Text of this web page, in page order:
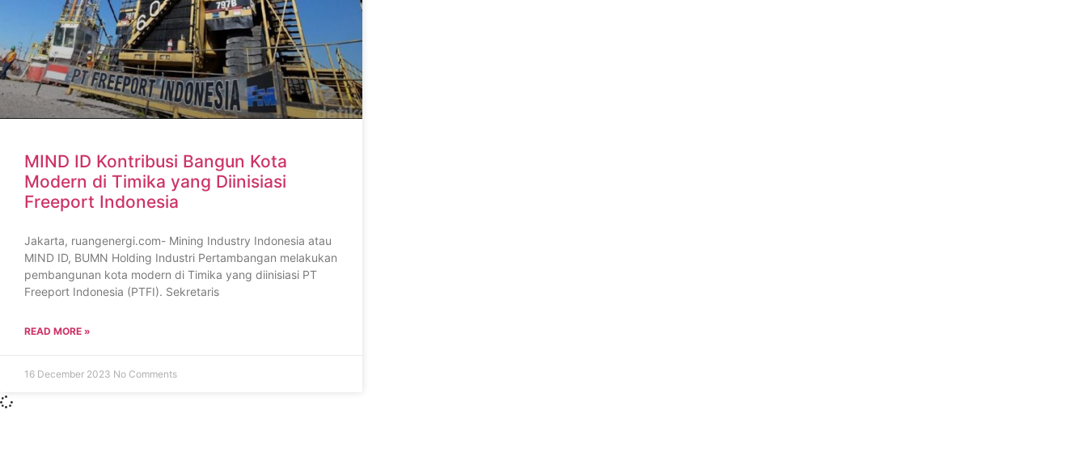
MIND ID Kontribusi Bangun Kota
Modern di Timika yang Diinisiasi
Freeport Indonesia
Jakarta, ruangenergi.com- Mining Industry Indonesia atau
MIND ID, BUMN Holding Industri Pertambangan melakukan
pembangunan kota modern di Timika yang diinisiasi PT
Freeport Indonesia (PTFI). Sekretaris
READ MORE »
16 December 2023 No Comments